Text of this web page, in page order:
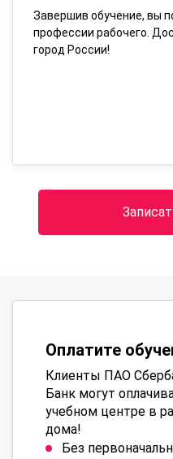
Завершив обучение, вы
профессии рабочего.
город России!
Оплатите
Клиенты ПАО
Банк могут
учебном центре в
дома!
Без